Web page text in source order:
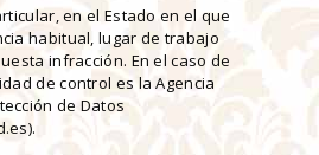
en el Estado en el que
habitual, lugar de trabajo
infracción. En el caso de
de control es la Agencia
de Datos